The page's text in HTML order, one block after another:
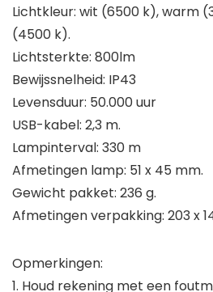
Lichtkleur: wit (6500 k), warm
(4500 k).
Lichtsterkte: 800lm
Bewijssnelheid: IP43
Levensduur: 50.000 uur
USB-kabel: 2,3 m.
Lampinterval: 330 m
Afmetingen lamp: 51 x 45 mm.
Gewicht pakket: 236 g.
Afmetingen verpakking: 203 x
Opmerkingen:
1. Houd rekening met een